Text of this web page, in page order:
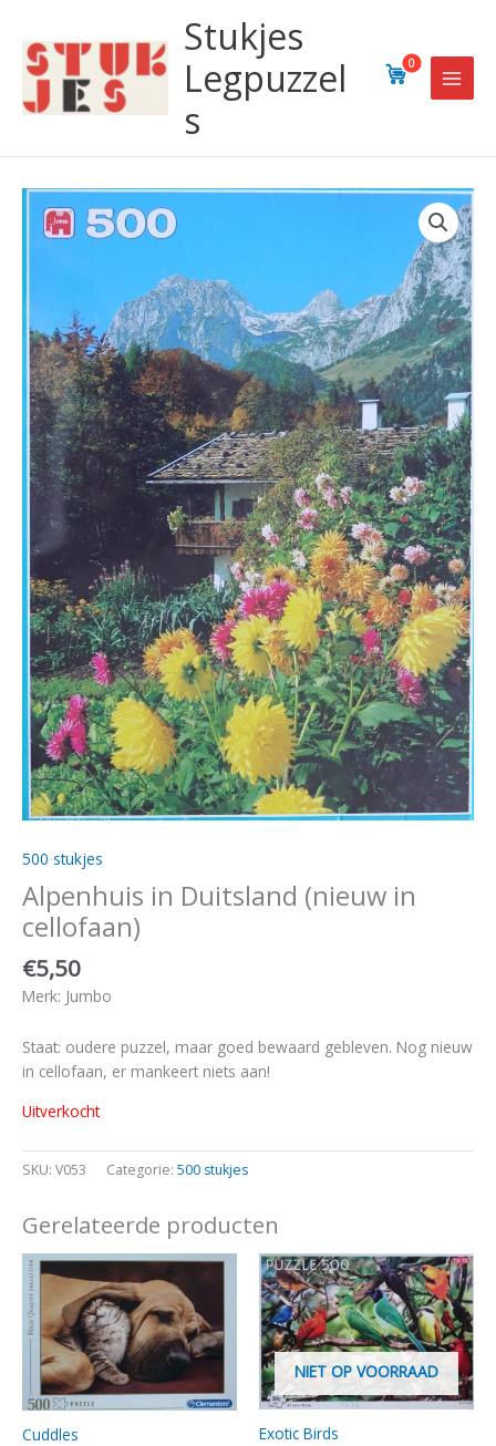
inhoud
Stukjes
Legpuzzel
s
0
500 stukjes
Alpenhuis in Duitsland (nieuw in
cellofaan)
€5,50
Merk: Jumbo
Staat: oudere puzzel, maar goed bewaard gebleven. Nog nieuw
in cellofaan, er mankeert niets aan!
Uitverkocht
SKU: V053 Categorie: 500 stukjes
Gerelateerde producten
Cuddles
NIET OP VOORRAAD
Exotic Birds